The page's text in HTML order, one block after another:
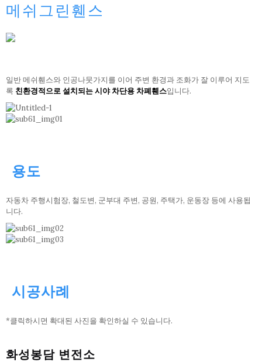
메쉬그린휀스
일반 메쉬휀스와 인공나뭇가지를 이어 주변 환경과 조화가 잘 이루어 지도
록 친환경적으로 설치되는 시야 차단용 차폐휀스입니다.
용도
자동차 주행시험장, 철도변, 군부대 주변, 공원, 주택가, 운동장 등에 사용됩
니다.
시공사례
*클릭하시면 확대된 사진을 확인하실 수 있습니다.
화성봉담 변전소